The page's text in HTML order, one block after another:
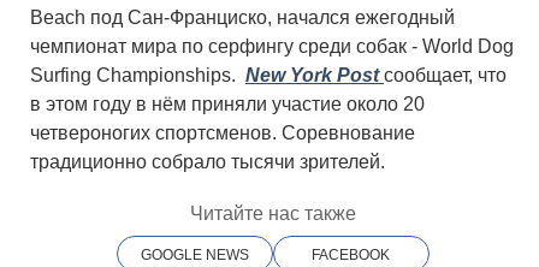
Beach под Сан-Франциско, начался ежегодный
чемпионат мира по серфингу среди собак - World Dog
Surfing Championships. New York Post cообщает, что
в этом году в нём приняли участие около 20
четвероногих спортсменов. Соревнование
традиционно собрало тысячи зрителей.
Читайте нас также
GOOGLE NEWS FACEBOOK